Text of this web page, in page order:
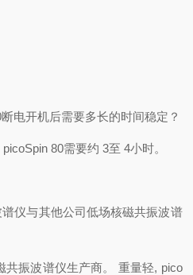
断电开机后需要多长的时间稳定？
picoSpin 80需要约 3至 4小时。
仪与其他公司低场核磁共振波谱
共振波谱仪生产商。 重量轻, pico